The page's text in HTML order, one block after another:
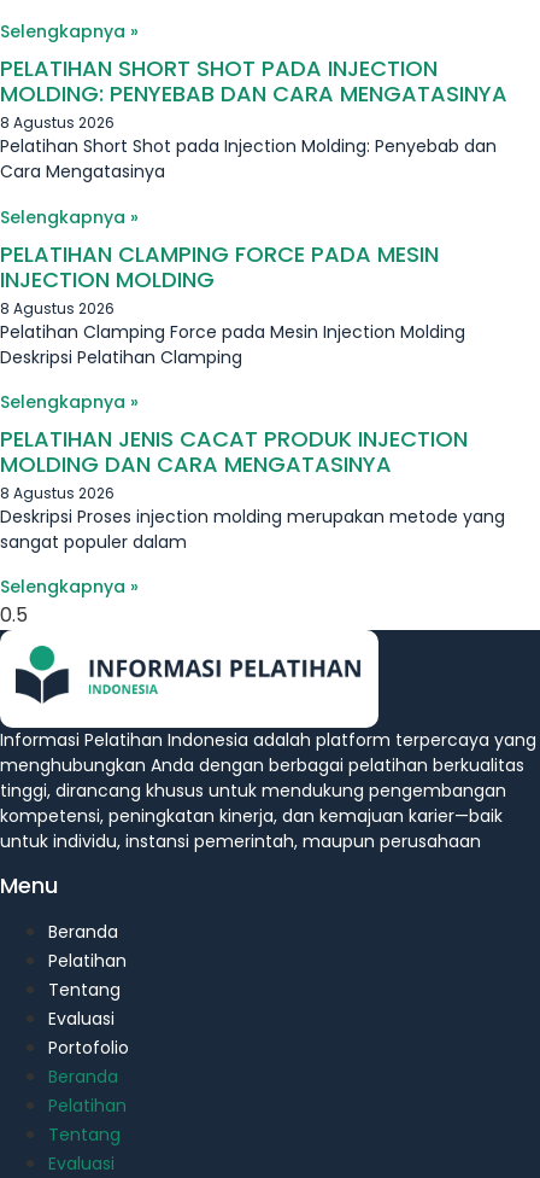
Selengkapnya »
PELATIHAN SHORT SHOT PADA INJECTION
MOLDING: PENYEBAB DAN CARA MENGATASINYA
8 Agustus 2026
Pelatihan Short Shot pada Injection Molding: Penyebab dan
Cara Mengatasinya
Selengkapnya »
PELATIHAN CLAMPING FORCE PADA MESIN
INJECTION MOLDING
8 Agustus 2026
Pelatihan Clamping Force pada Mesin Injection Molding
Deskripsi Pelatihan Clamping
Selengkapnya »
PELATIHAN JENIS CACAT PRODUK INJECTION
MOLDING DAN CARA MENGATASINYA
8 Agustus 2026
Deskripsi Proses injection molding merupakan metode yang
sangat populer dalam
Selengkapnya »
Informasi Pelatihan Indonesia adalah platform terpercaya yang
menghubungkan Anda dengan berbagai pelatihan berkualitas
tinggi, dirancang khusus untuk mendukung pengembangan
kompetensi, peningkatan kinerja, dan kemajuan karier—baik
untuk individu, instansi pemerintah, maupun perusahaan
Menu
Beranda
Pelatihan
Tentang
Evaluasi
Portofolio
Beranda
Pelatihan
Tentang
Evaluasi